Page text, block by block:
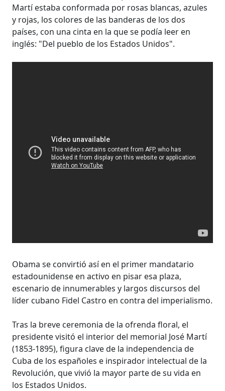
Martí estaba conformada por rosas blancas, azules
y rojas, los colores de las banderas de los dos
países, con una cinta en la que se podía leer en
inglés: "Del pueblo de los Estados Unidos".
Obama se convirtió así en el primer mandatario
estadounidense en activo en pisar esa plaza,
escenario de innumerables y largos discursos del
líder cubano Fidel Castro en contra del imperialismo.
Tras la breve ceremonia de la ofrenda floral, el
presidente visitó el interior del memorial José Martí
(1853-1895), figura clave de la independencia de
Cuba de los españoles e inspirador intelectual de la
Revolución, que vivió la mayor parte de su vida en
los Estados Unidos.